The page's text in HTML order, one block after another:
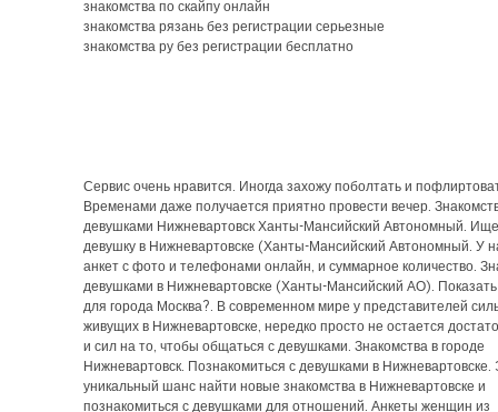
знакомства по скайпу онлайн
знакомства рязань без регистрации серьезные
знакомства ру без регистрации бесплатно
Сервис очень нравится. Иногда захожу поболтать и
Временами даже получается приятно провести вечер.
девушками Нижневартовск Ханты-Мансийский Автономный.
девушку в Нижневартовске (Ханты-Мансийский Автономный. У
анкет с фото и телефонами онлайн, и суммарное количество.
девушками в Нижневартовске (Ханты-Мансийский АО). Показать
для города Москва?. В современном мире у представителей
живущих в Нижневартовске, нередко просто не остается
и сил на то, чтобы общаться с девушками. Знакомства в городе
Нижневартовск. Познакомиться с девушками в Нижневартовске.
уникальный шанс найти новые знакомства в Нижневартовске и
познакомиться с девушками для отношений. Анкеты женщин из